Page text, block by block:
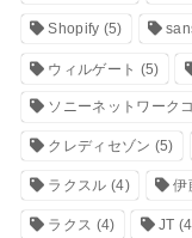
Shopify (5)
ウィルゲート (5)
ソニーネットワーク
クレディセゾン (5)
ラクスル (4) 伊
ラクス (4) JT